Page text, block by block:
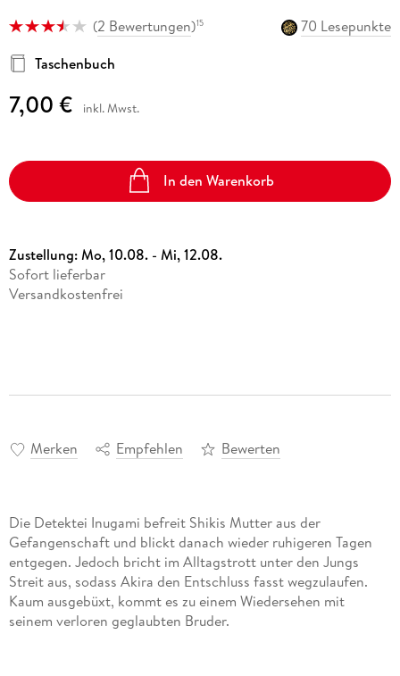
(2 Bewertungen)15
70 Lesepunkte
Taschenbuch
7,00 € inkl. Mwst.
In den Warenkorb
Zustellung:Mo, 10.08. - Mi, 12.08.
Sofort lieferbar
Versandkostenfrei
Merken Empfehlen Bewerten
Die Detektei Inugami befreit Shikis Mutter aus der
Gefangenschaft und blickt danach wieder ruhigeren Tagen
entgegen. Jedoch bricht im Alltagstrott unter den Jungs
Streit aus, sodass Akira den Entschluss fasst wegzulaufen.
Kaum ausgebüxt, kommt es zu einem Wiedersehen mit
seinem verloren geglaubten Bruder.